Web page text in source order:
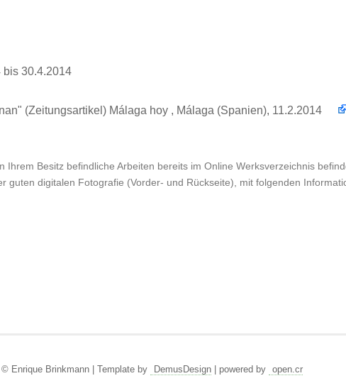
bis 30.4.2014
(Zeitungsartikel) Málaga hoy , Málaga (Spanien), 11.2.2014
Besitz befindliche Arbeiten bereits im Online Werksverzeichnis
guten digitalen Fotografie (Vorder- und Rückseite), mit folgenden
© Enrique Brinkmann | Template by DemusDesign| powered by open.cr